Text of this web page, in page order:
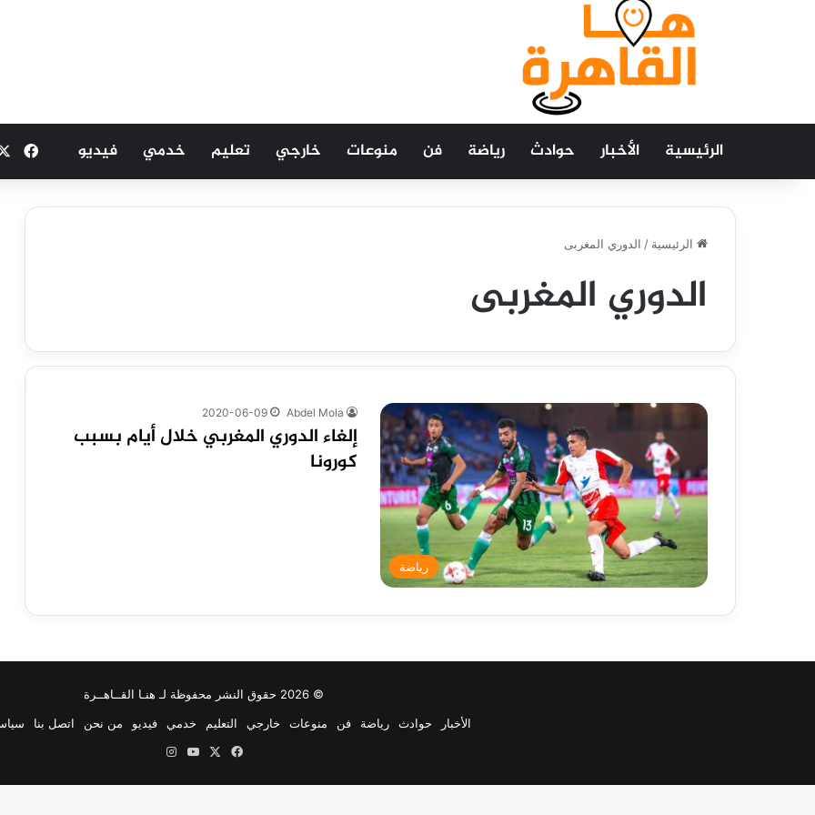
الرئيسية الأخبار حوادث رياضة فن منوعات خارجي تعليم خدمي فيديو
الرئيسية / الدوري المغربى
الدوري المغربى
رياضة
Abdel Mola
2020-06-09
إلغاء الدوري المغربي خلال أيام بسبب
كورونا
© 2026 حقوق النشر محفوظة لـ هنـا القــاهــرة
الأخبار
حوادث رياضة فن منوعات خارجي التعليم خدمي فيديو من نحن اتصل بنا
فيسبوك ‫YouTubeانستقرام